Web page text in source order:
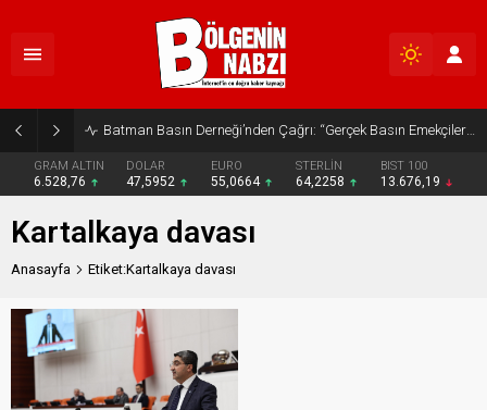
Batman Basın Derneği’nden Çağrı: “Gerçek Basın Emekçileri Desteklenmeli”
GRAM ALTIN
6.528,76
DOLAR
47,5952
EURO
55,0664
STERLİN
64,2258
BIST 100
13.676,19
Kartalkaya davası
Anasayfa Etiket:Kartalkaya davası